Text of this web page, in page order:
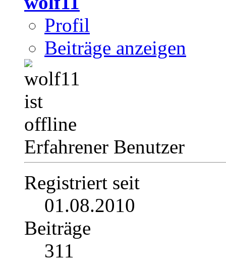
Profil
Beiträge anzeigen
Erfahrener Benutzer
Registriert seit
01.08.2010
Beiträge
311